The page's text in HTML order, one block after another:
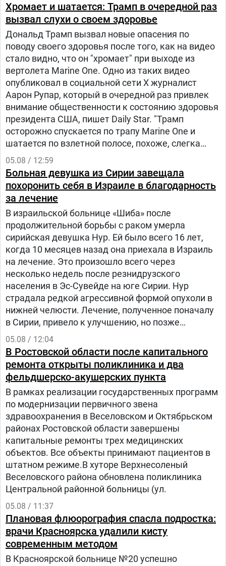
Хромает и шатается: Трамп в очередной раз
вызвал слухи о своем здоровье
Дональд Трамп вызвал новые опасения по
поводу своего здоровья после того, как на видео
стало видно, что он "хромает" при выходе из
вертолета Marine One. Одно из таких видео
опубликовал в социальной сети Х журналист
Аарон Рупар, который в очередной раз привлек
внимание общественности к состоянию здоровья
президента США, пишет Daily Star. "Трамп
осторожно спускается по трапу Marine One и
шатается по взлетной полосе, похоже, слегка
прихрамывая", — написал журналист.
05.08 / 12:59
Больная девушка из Сирии завещала
похоронить себя в Израиле в благодарность
за лечение
В израильской больнице «Шиба» после
продолжительной борьбы с раком умерла
сирийская девушка Нур. Ей было всего 16 лет,
когда 10 месяцев назад она приехала в Израиль
на лечение. Это произошло всего через
несколько недель после резнидрузского
населения в Эс-Сувейде на юге Сирии. Нур
страдала редкой агрессивной формой опухоли в
нижней челюсти. Лечение, полученное поначалу
в Сирии, привело к улучшению, но позже
произошел рецидив болезни. Нур попала на
лечение в «Шибу» в рамках гуманитарного
проекта «Шевет-ахим» («Кровные братья).
05.08 / 12:04
В Ростовской области после капитального
ремонта открыты поликлиника и два
фельдшерско-акушерских пункта
В рамках реализации государственных программ
по модернизации первичного звена
здравоохранения в Веселовском и Октябрьском
районах Ростовской области завершены
капитальные ремонты трех медицинских
объектов. Все объекты принимают пациентов в
штатном режиме.В хуторе Верхнесоленый
Веселовского района обновлена поликлиника
Центральной районной больницы (ул.
05.08 / 11:37
Плановая флюорография спасла подростка:
врачи Красноярска удалили кисту
современным методом
В Красноярской больнице №20 успешно